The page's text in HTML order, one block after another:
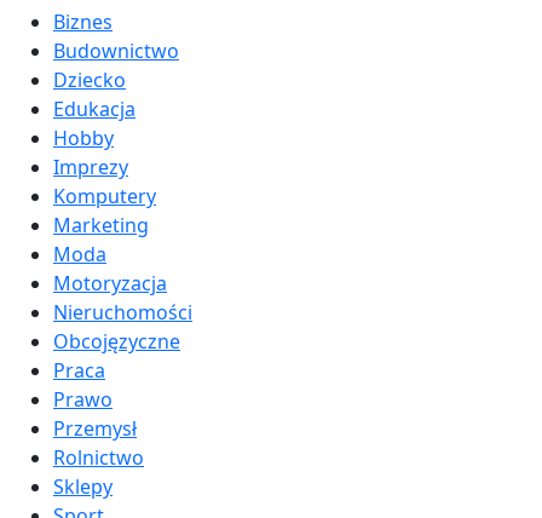
Biznes
Budownictwo
Dziecko
Edukacja
Hobby
Imprezy
Komputery
Marketing
Moda
Motoryzacja
Nieruchomości
Obcojęzyczne
Praca
Prawo
Przemysł
Rolnictwo
Sklepy